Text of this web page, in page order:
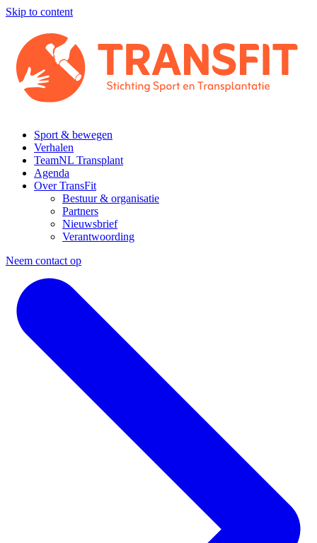
Skip to content
Sport & bewegen
Verhalen
TeamNL Transplant
Agenda
Over TransFit
Bestuur & organisatie
Partners
Nieuwsbrief
Verantwoording
Neem contact op